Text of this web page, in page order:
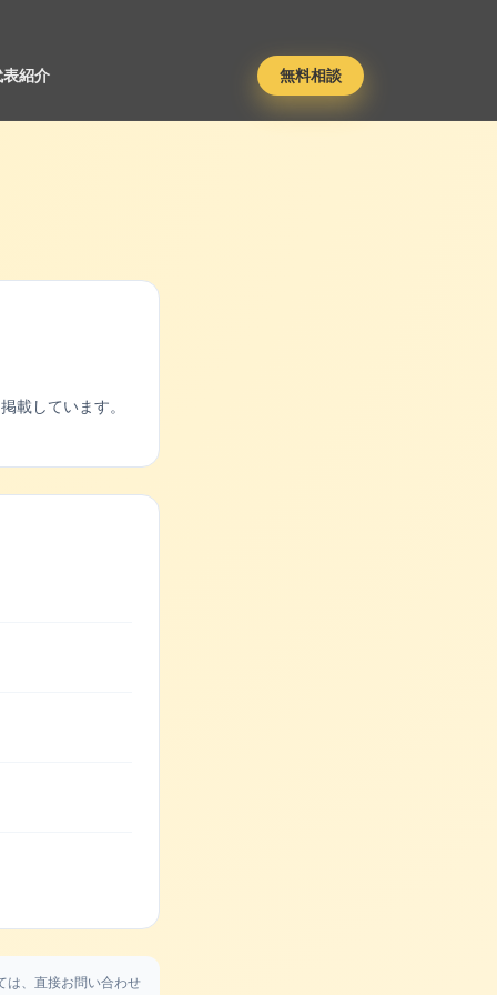
紹介 無料相談
載しています。
は、直接お問い合わせ